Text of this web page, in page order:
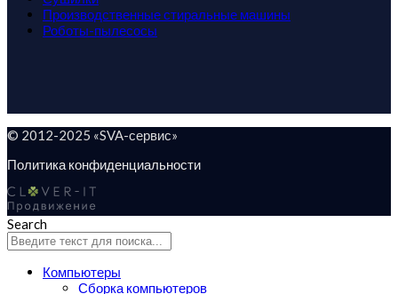
Производственные стиральные машины
Роботы-пылесосы
© 2012-2025 «SVA-сервис»
Политика конфиденциальности
Search
Компьютеры
Сборка компьютеров